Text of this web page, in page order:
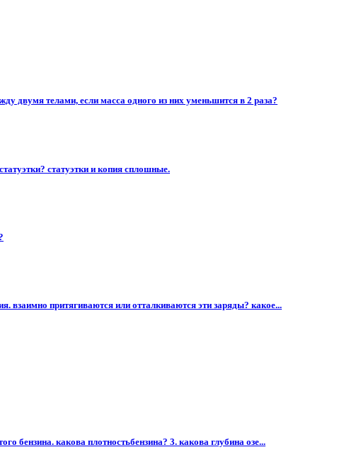
двумя телами, если масса одного из них уменьшится в 2 раза?
статуэтки и копия сплошные.
взаимно притягиваются или отталкиваются эти заряды? какое...
бензина. какова плотностьбензина? 3. какова глубина озе...